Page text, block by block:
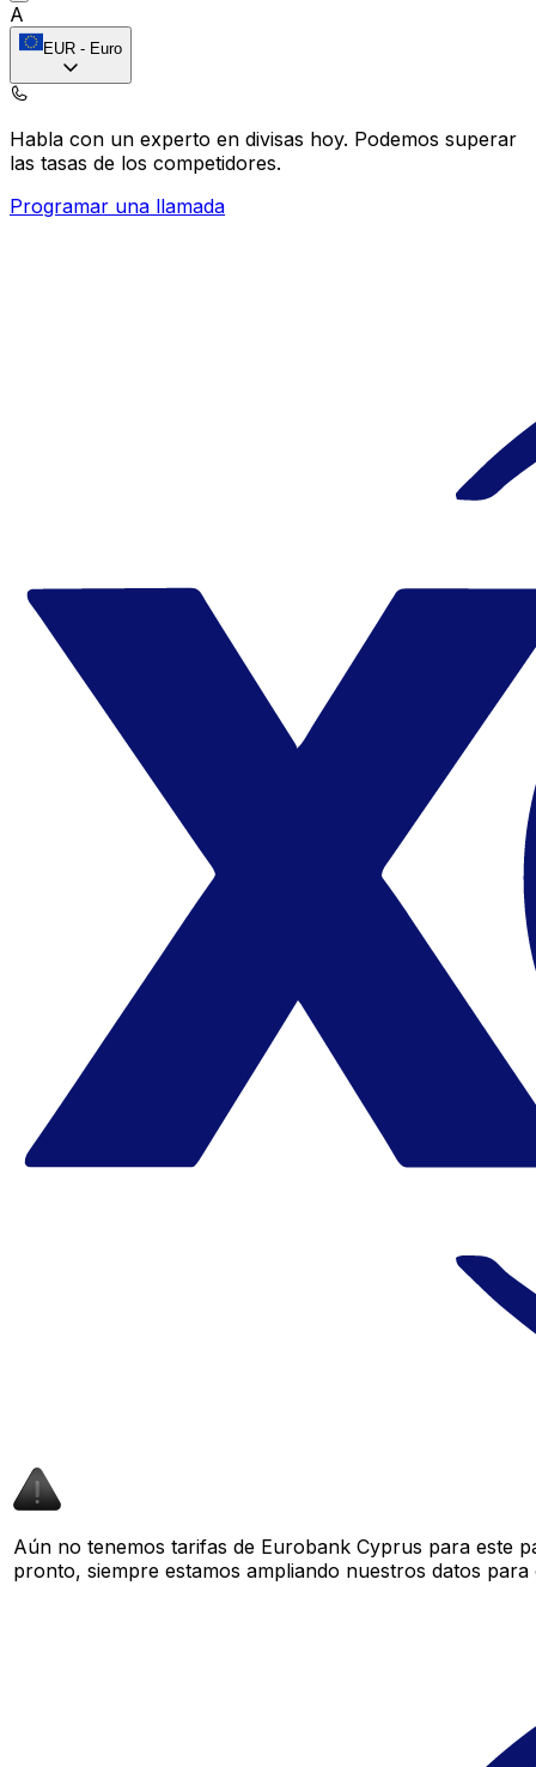
A
EUR - Euro
Habla con un experto en divisas hoy. Podemos superar
las tasas de los competidores.
Programar una llamada
Aún no tenemos tarifas de Eurobank Cyprus para este
pronto, siempre estamos ampliando nuestros datos